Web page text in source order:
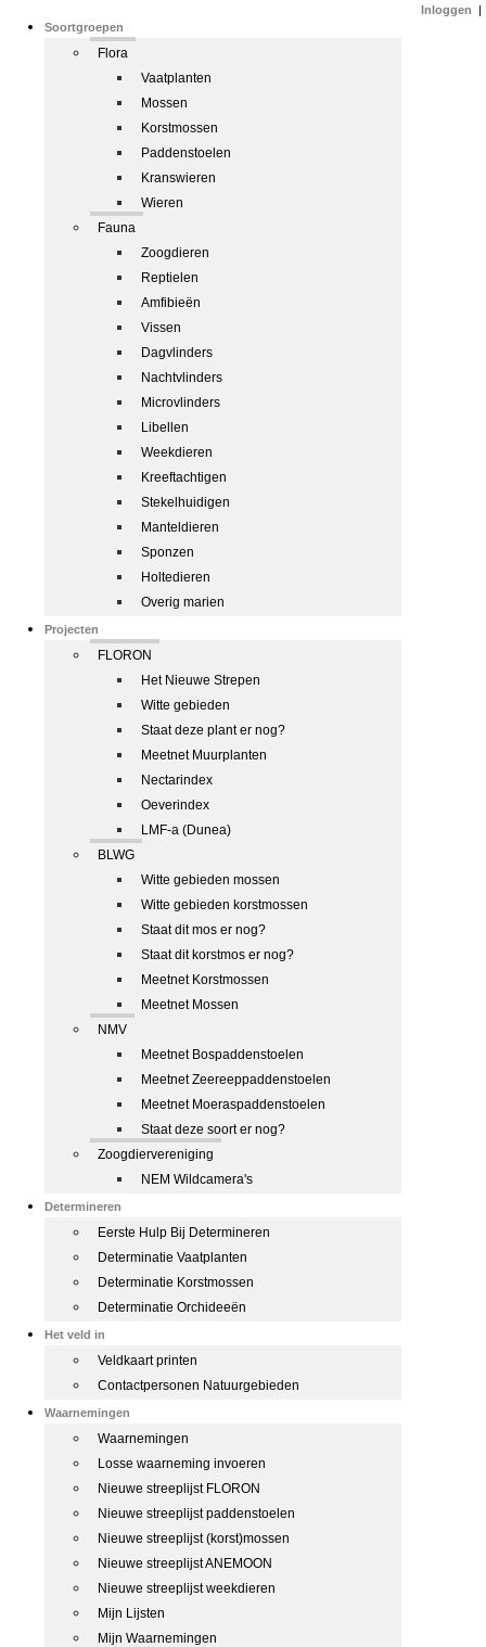
Soortgroepen
Flora
Vaatplanten
Mossen
Korstmossen
Paddenstoelen
Kranswieren
Wieren
Fauna
Zoogdieren
Reptielen
Amfibieën
Vissen
Dagvlinders
Nachtvlinders
Microvlinders
Libellen
Weekdieren
Kreeftachtigen
Stekelhuidigen
Manteldieren
Sponzen
Holtedieren
Overig marien
Projecten
FLORON
Het Nieuwe Strepen
Witte gebieden
Staat deze plant er nog?
Meetnet Muurplanten
Nectarindex
Oeverindex
LMF-a (Dunea)
BLWG
Witte gebieden mossen
Witte gebieden korstmossen
Staat dit mos er nog?
Staat dit korstmos er nog?
Meetnet Korstmossen
Meetnet Mossen
NMV
Meetnet Bospaddenstoelen
Meetnet Zeereeppaddenstoelen
Meetnet Moeraspaddenstoelen
Staat deze soort er nog?
Zoogdiervereniging
NEM Wildcamera's
Determineren
Eerste Hulp Bij Determineren
Determinatie Vaatplanten
Determinatie Korstmossen
Determinatie Orchideeën
Het veld in
Veldkaart printen
Contactpersonen Natuurgebieden
Waarnemingen
Waarnemingen
Losse waarneming invoeren
Nieuwe streeplijst FLORON
Nieuwe streeplijst paddenstoelen
Nieuwe streeplijst (korst)mossen
Nieuwe streeplijst ANEMOON
Nieuwe streeplijst weekdieren
Mijn Lijsten
Mijn Waarnemingen
Inloggen |